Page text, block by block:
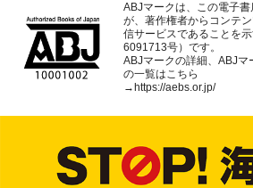
ABJマークは、この電子
が、著作権者からコンテ
信サービスであることを
6091713号）です。
ABJマークの詳細、ABJ
の一覧はこちら
→ https://aebs.or.jp/